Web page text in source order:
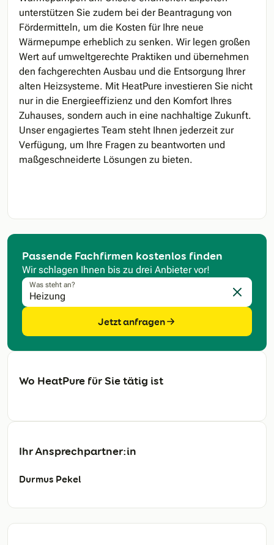
unterstützen Sie zudem bei der Beantragung von
Fördermitteln, um die Kosten für Ihre neue
Wärmepumpe erheblich zu senken. Wir legen großen
Wert auf umweltgerechte Praktiken und übernehmen
den fachgerechten Ausbau und die Entsorgung Ihrer
alten Heizsysteme. Mit HeatPure investieren Sie nicht
nur in die Energieeffizienz und den Komfort Ihres
Zuhauses, sondern auch in eine nachhaltige Zukunft.
Unser engagiertes Team steht Ihnen jederzeit zur
Verfügung, um Ihre Fragen zu beantworten und
maßgeschneiderte Lösungen zu bieten.
Passende Fachfirmen kostenlos finden
Wir schlagen Ihnen bis zu drei Anbieter vor!
Was steht an?
Eingabe
Jetzt anfragen
Wo HeatPure für Sie tätig ist
Ihr Ansprechpartner:in
Durmus Pekel